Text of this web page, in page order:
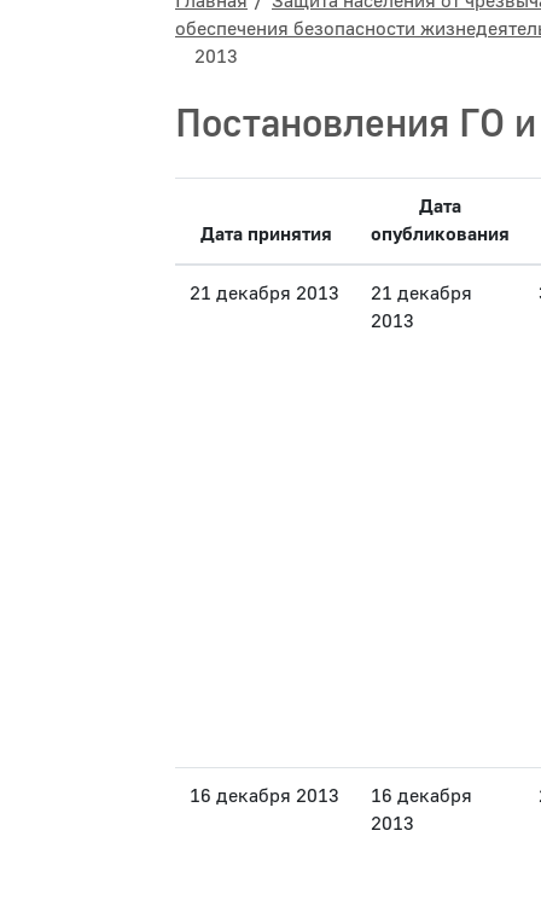
обеспечения безопасности
2013
Постановления ГО
Дата принятия
Дата
опубликования
21 декабря 2013
21 декабря
2013
16 декабря 2013
16 декабря
2013